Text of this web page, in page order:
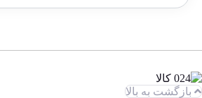
بازگشت به بالا